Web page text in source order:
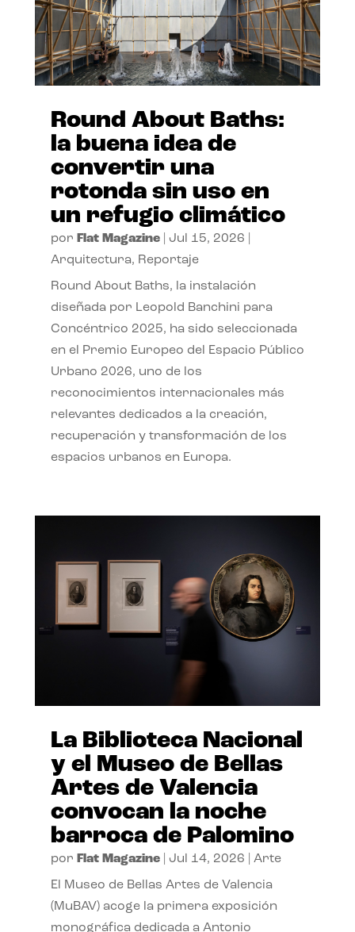
Round About Baths:
la buena idea de
convertir una
rotonda sin uso en
un refugio climático
por Flat Magazine| Jul 15, 2026
Arquitectura, Reportaje
Round About Baths, la instalación
diseñada por Leopold Banchini para
Concéntrico 2025, ha sido seleccionada
en el Premio Europeo del Espacio Público
Urbano 2026, uno de los
reconocimientos internacionales más
relevantes dedicados a la creación,
recuperación y transformación de los
espacios urbanos en Europa.
La Biblioteca Nacional
y el Museo de Bellas
Artes de Valencia
convocan la noche
barroca de Palomino
por Flat Magazine| Jul 14, 2026 Arte
El Museo de Bellas Artes de Valencia
(MuBAV) acoge la primera exposición
monográfica dedicada a Antonio